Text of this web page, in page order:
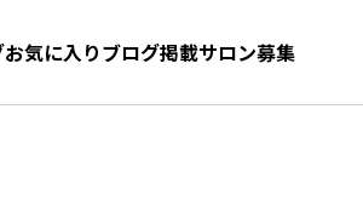
お気に入りブログ掲載サロン募集
に入り 髪型をさがす